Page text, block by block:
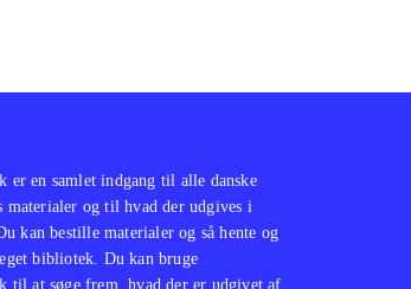
er en samlet indgang til alle danske
materialer og til hvad der udgives i
kan bestille materialer og så hente og
bibliotek. Du kan bruge
til at søge frem, hvad der er udgivet af